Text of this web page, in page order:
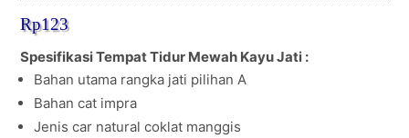
berdasark
an
penilaian
pelanggan
Rp123
Spesifikasi Tempat Tidur Mewah Kayu Jati :
Bahan utama rangka jati pilihan A
Bahan cat impra
Jenis car natural coklat manggis